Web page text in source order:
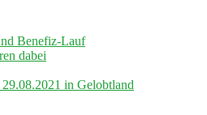
Benefiz-Lauf
dabei
in Gelobtland